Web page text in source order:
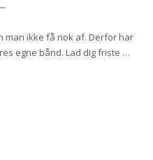
man ikke få nok af. Derfor har
egne bånd. Lad dig friste …